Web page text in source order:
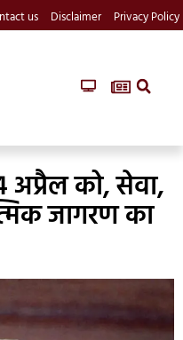
us Disclaimer Privacy Policy
अप्रैल को, सेवा,
जागरण का